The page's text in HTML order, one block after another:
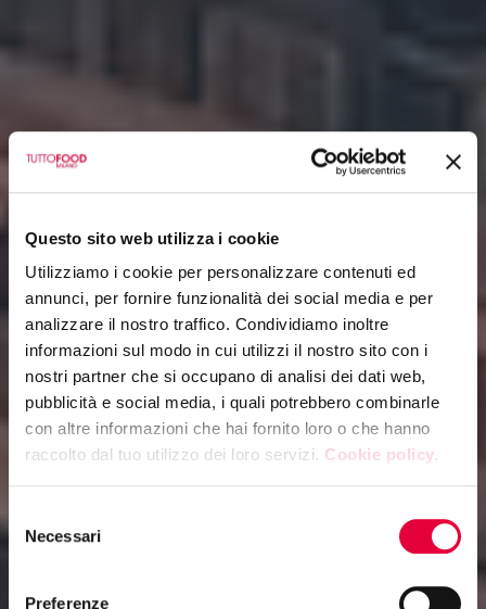
Questo sito web utilizza i cookie
Utilizziamo i cookie per personalizzare contenuti ed
annunci, per fornire funzionalità dei social media e per
analizzare il nostro traffico. Condividiamo inoltre
informazioni sul modo in cui utilizzi il nostro sito con i
nostri partner che si occupano di analisi dei dati web,
pubblicità e social media, i quali potrebbero combinarle
con altre informazioni che hai fornito loro o che hanno
raccolto dal tuo utilizzo dei loro servizi. Cookie policy.
delNecessari
Preferenze